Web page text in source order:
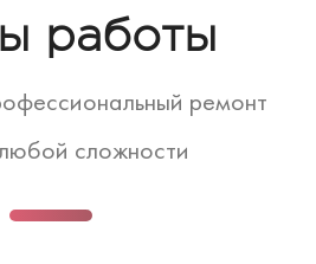
работы
ремонт
сложности